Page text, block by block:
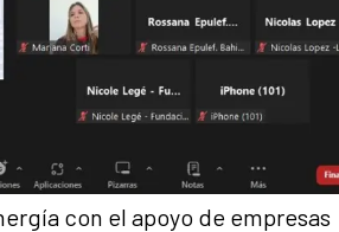
con el apoyo de empresas